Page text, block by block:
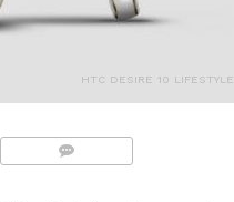
HTC DESIRE 10 LIFESTYLE